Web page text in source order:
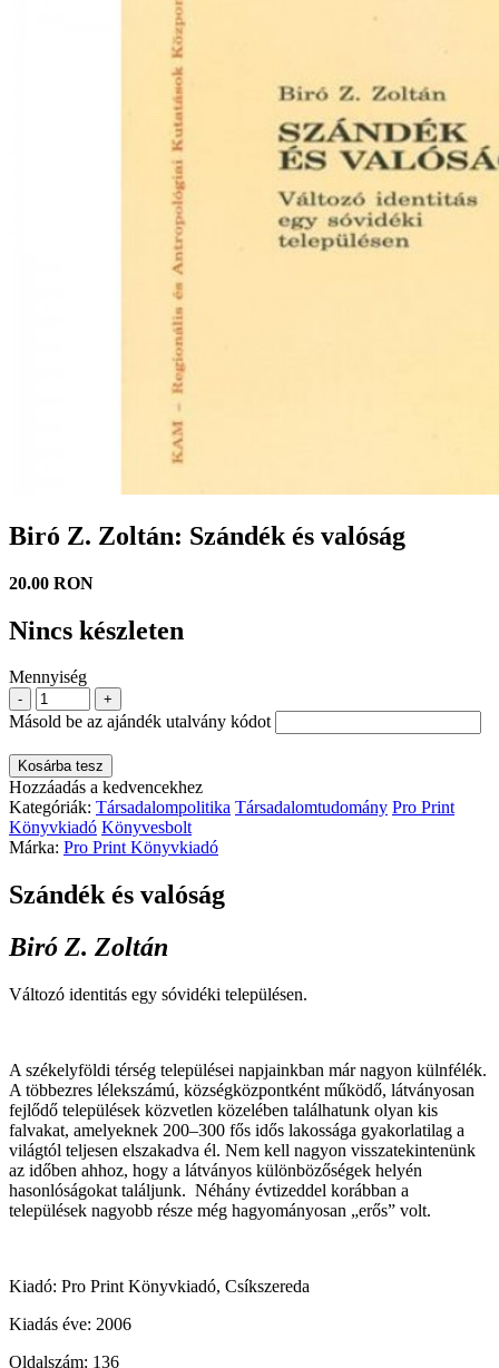
Biró Z. Zoltán: Szándék és valóság
20.00 RON
Nincs készleten
Mennyiség
- +
Másold be az ajándék utalvány kódot
Kosárba tesz
Hozzáadás a kedvencekhez
Kategóriák: Társadalompolitika Társadalomtudomány Pro Print
Könyvkiadó Könyvesbolt
Márka: Pro Print Könyvkiadó
Szándék és valóság
Biró Z. Zoltán
Változó identitás egy sóvidéki településen.
A székelyföldi térség települései napjainkban már nagyon külnfélék.
A többezres lélekszámú, községközpontként működő, látványosan
fejlődő települések közvetlen közelében találhatunk olyan kis
falvakat, amelyeknek 200–300 fős idős lakossága gyakorlatilag a
világtól teljesen elszakadva él. Nem kell nagyon visszatekintenünk
az időben ahhoz, hogy a látványos különbözőségek helyén
hasonlóságokat találjunk. Néhány évtizeddel korábban a
települések nagyobb része még hagyományosan „erős” volt.
Kiadó: Pro Print Könyvkiadó, Csíkszereda
Kiadás éve: 2006
Oldalszám: 136